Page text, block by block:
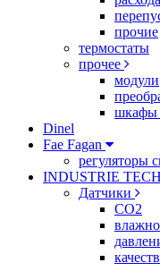
прочие
термостаты
прочее
модули
шкафы
Dinel
Fae Fagan
регуляторы
INDUSTRIE
Датчики
CO2